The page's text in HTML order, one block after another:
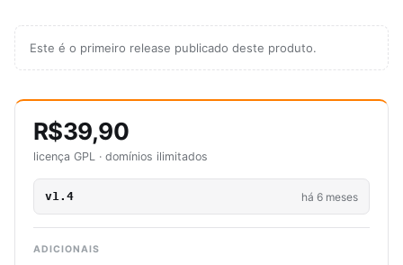
Este é o primeiro release publicado deste produto.
R$39,90
licença GPL · domínios ilimitados
v1.4 há 6 meses
ADICIONAIS